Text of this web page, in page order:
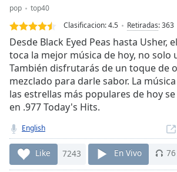
Duration
Loaded:
0.00%
Stream
TypeLIVE
Seek to
live,
currently
behind
Remaining
Time-
pop
top40
Clasificacion:4.5 Retiradas:363
Desde Black Eyed Peas hasta Usher,
toca la mejor música de hoy, no solo
También disfrutarás de un toque de
mezclado para darle sabor. La
las estrellas más populares de hoy
en .977 Today's Hits.
English
Like 7243 En Vivo 76